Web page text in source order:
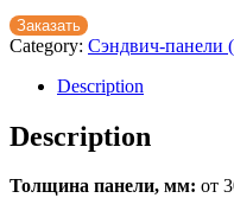
Заказать
Category: Сэндвич-панели
Description
Description
Толщина панели, мм: от